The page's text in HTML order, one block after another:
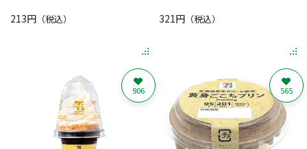
213円 （税込） 321円（税込）
906 565